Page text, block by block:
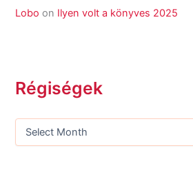
Lobo on Ilyen volt a könyves 2025
Régiségek